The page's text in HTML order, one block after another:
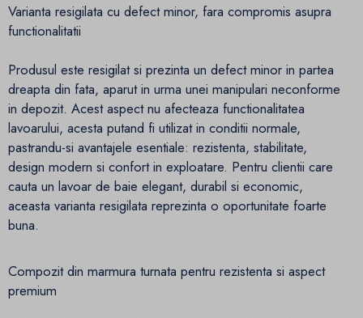
Varianta resigilata cu defect minor, fara compromis asupra
functionalitatii
Produsul este resigilat si prezinta un defect minor in partea
dreapta din fata, aparut in urma unei manipulari neconforme
in depozit. Acest aspect nu afecteaza functionalitatea
lavoarului, acesta putand fi utilizat in conditii normale,
pastrandu-si avantajele esentiale: rezistenta, stabilitate,
design modern si confort in exploatare. Pentru clientii care
cauta un lavoar de baie elegant, durabil si economic,
aceasta varianta resigilata reprezinta o oportunitate foarte
buna.
Compozit din marmura turnata pentru rezistenta si aspect
premium